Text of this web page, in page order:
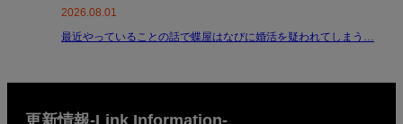
2026.08.01
最近やっていることの話で蝶屋はなびに婚活を疑われてしまう…